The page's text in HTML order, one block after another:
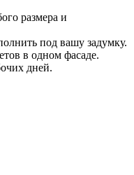
размера и
под вашу задумку.
в одном фасаде.
дней.